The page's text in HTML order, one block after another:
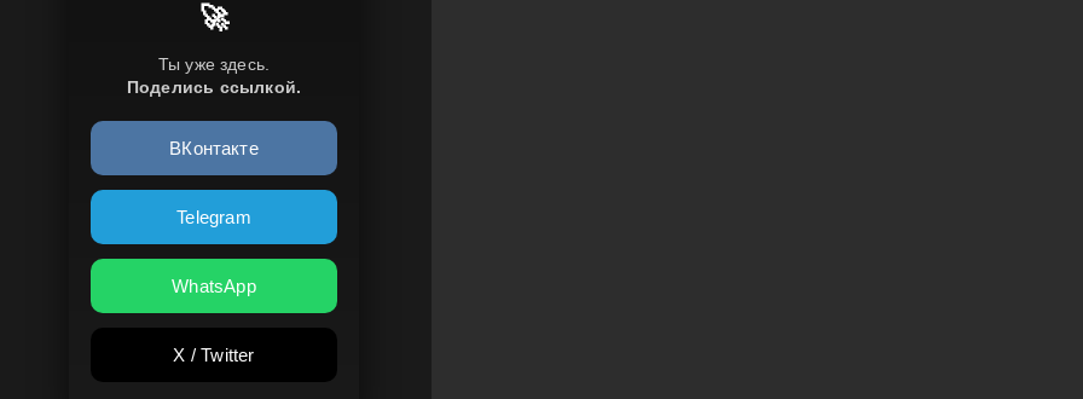
🚀
Ты уже здесь.
Поделись ссылкой.
ВКонтакте
Telegram
WhatsApp
X / Twitter